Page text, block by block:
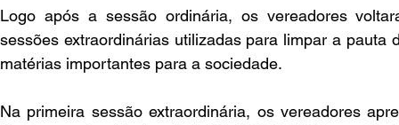
Logo após a sessão ordinária, os vereadores
sessões extraordinárias utilizadas para limpar a pauta
matérias importantes para a sociedade.
Na primeira sessão extraordinária, os vereadores